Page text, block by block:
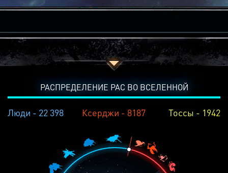
РАСПРЕДЕЛЕНИЕ РАС ВО ВСЕЛЕННОЙ
Люди - 22 398 Ксерджи - 8187 Тоссы - 1942